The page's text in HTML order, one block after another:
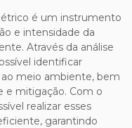
é um instrumento
e intensidade da
Através da análise
identificar
meio ambiente, bem
e mitigação. Com o
realizar esses
garantindo